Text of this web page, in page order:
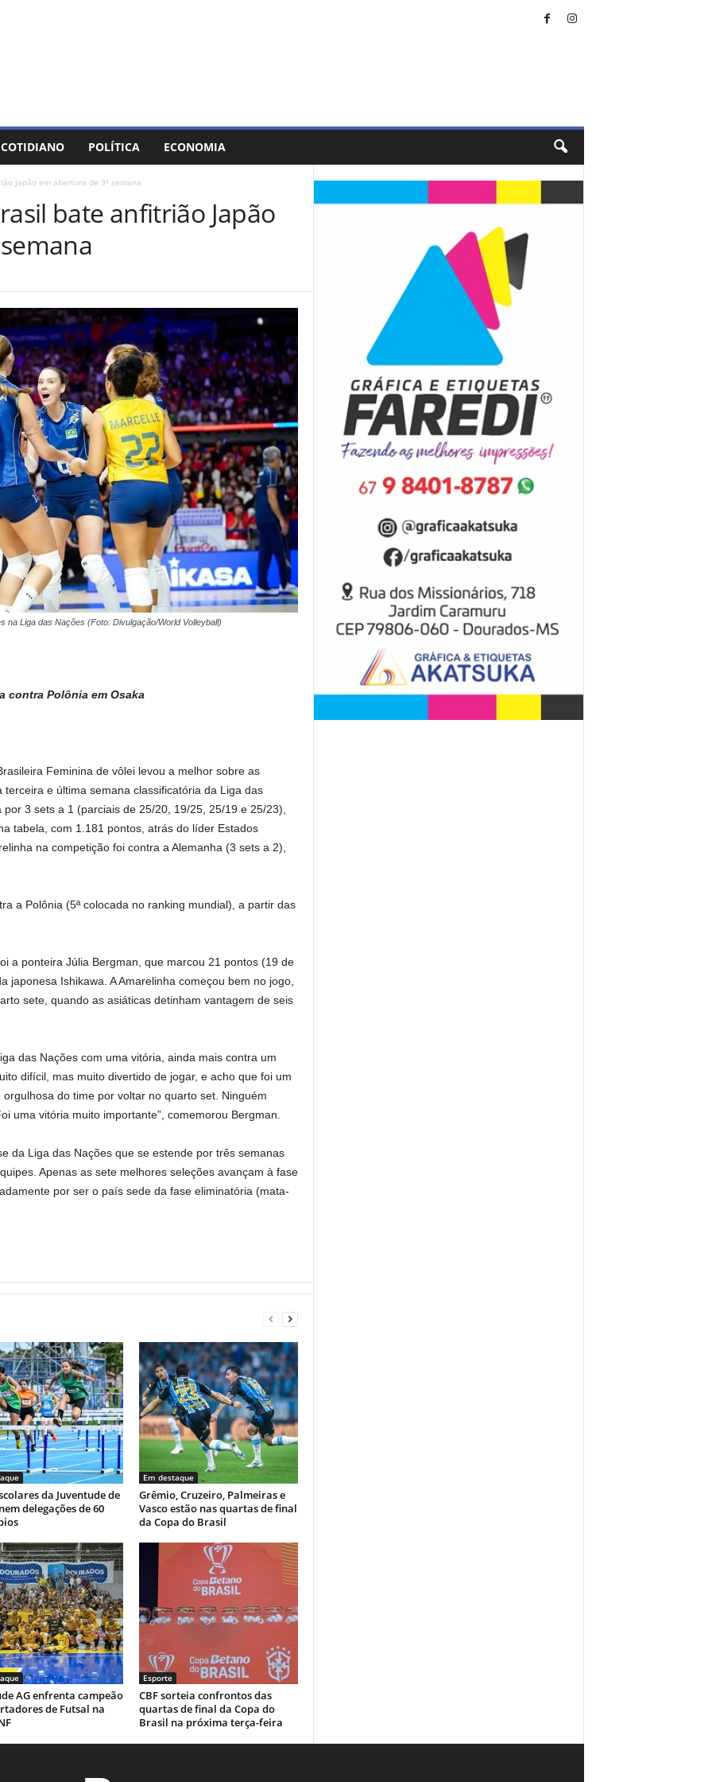
COTIDIANO POLÍTICA ECONOMIA
Japão em abertura de 3ª semana
bate anfitrião Japão
na Liga das Nações (Foto: Divulgação/World Volleyball)
contra Polônia em Osaka
Feminina de vôlei levou a melhor sobre as
e última semana classificatória da Liga das
3 sets a 1 (parciais de 25/20, 19/25, 25/19 e 25/23),
tabela, com 1.181 pontos, atrás do líder Estados
na competição foi contra a Alemanha (3 sets a 2),
a Polônia (5ª colocada no ranking mundial), a partir das
a ponteira Júlia Bergman, que marcou 21 pontos (19 de
japonesa Ishikawa. A Amarelinha começou bem no jogo,
sete, quando as asiáticas detinham vantagem de seis
das Nações com uma vitória, ainda mais contra um
difícil, mas muito divertido de jogar, e acho que foi um
do time por voltar no quarto set. Ninguém
uma vitória muito importante”, comemorou Bergman.
da Liga das Nações que se estende por três semanas
Apenas as sete melhores seleções avançam à fase
por ser o país sede da fase eliminatória (mata-
da Juventude de
delegações de 60
Em destaque
Grêmio, Cruzeiro, Palmeiras e
Vasco estão nas quartas de final
da Copa do Brasil
AG enfrenta campeão
de Futsal na
Esporte
CBF sorteia confrontos das
quartas de final da Copa do
Brasil na próxima terça-feira